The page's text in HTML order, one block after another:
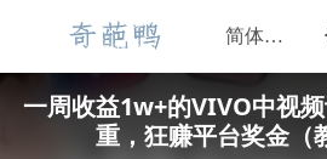
一周收益1w+的VIVO中视
重，狂赚平台奖金（